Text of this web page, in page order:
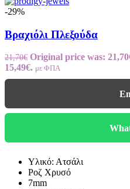
-29%
Βραχιόλι Πλεξούδα
21,70€ Original price was:
15,49€. με ΦΠΑ
Υλικό: Ατσάλι
Ροζ Χρυσό
7mm